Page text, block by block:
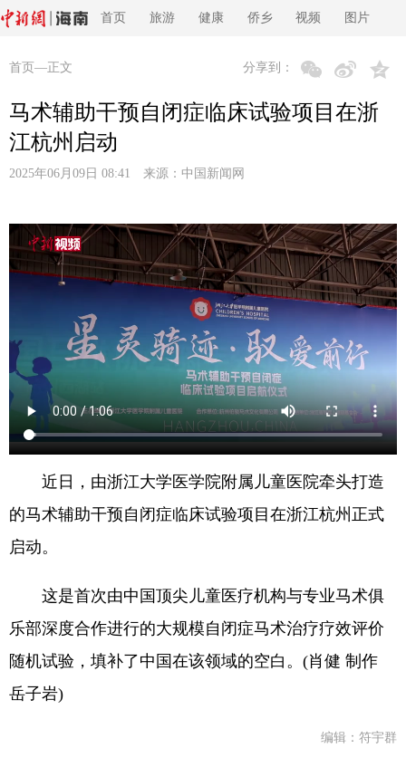
首页 旅游 健康 侨乡 视频 图片
首页 —正文 分享到：
马术辅助干预自闭症临床试验项目在浙
江杭州启动
2025年06月09日 08:41 来源： 中国新闻网
近日，由浙江大学医学院附属儿童医院牵头打造
的马术辅助干预自闭症临床试验项目在浙江杭州正式
启动。
这是首次由中国顶尖儿童医疗机构与专业马术俱
乐部深度合作进行的大规模自闭症马术治疗疗效评价
随机试验，填补了中国在该领域的空白。(肖健 制作
岳子岩)
编辑：符宇群